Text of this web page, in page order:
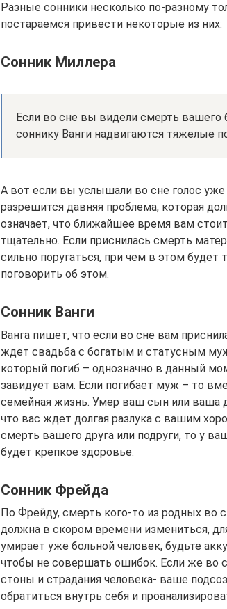
Разные сонники несколько по-разному
постараемся привести некоторые из них:
Сонник Миллера
Если во сне вы видели смерть вашего
соннику Ванги надвигаются тяжелые
А вот если вы услышали во сне голос
разрешится давняя проблема, которая
означает, что ближайшее время вам
тщательно. Если приснилась смерть
сильно поругаться, при чем в этом
поговорить об этом.
Сонник Ванги
Ванга пишет, что если во сне вам
ждет свадьба с богатым и статусным
который погиб – однозначно в данный
завидует вам. Если погибает муж – то
семейная жизнь. Умер ваш сын или ваша
что вас ждет долгая разлука с вашим
смерть вашего друга или подруги, то у
будет крепкое здоровье.
Сонник Фрейда
По Фрейду, смерть кого-то из родных во
должна в скором времени измениться,
умирает уже больной человек, будьте
чтобы не совершать ошибок. Если же во
стоны и страдания человека- ваше
обратиться внутрь себя и